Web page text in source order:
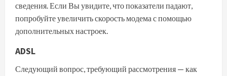
сведения. Если Вы увидите, что показатели падают,
попробуйтеувеличить скорость модема с помощью
дополнительных настроек.
ADSL
Следующий вопрос, требующий рассмотрения — как